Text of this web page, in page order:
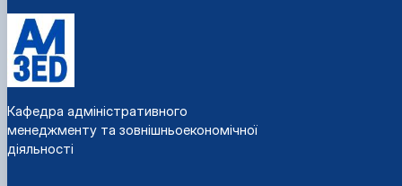
Кафедра адміністративного
менеджменту та зовнішньоекономічної
діяльності